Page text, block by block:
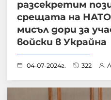
разсекретим
срещата на
мисъл дори за
войски в Украйна
04-07-2024г. 322